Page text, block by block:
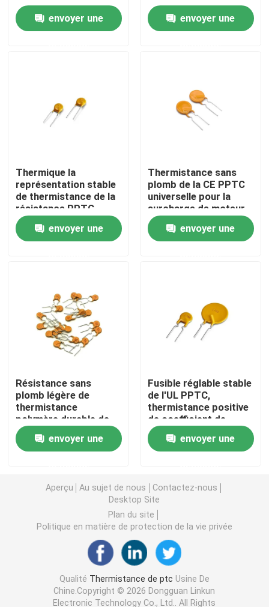
Produits
À propos de nous
Contrôle de la qualité
Nous contacter
Les affaires
Thermistance de ptc
Thermistors NTC
Thermistance de SMD NTC
Le thermistore NTC de puissance
Capteur de température de NTC
Varistance CMS
haute molécule
envoyer une envoyer une
Thermique la
représentation stable
de thermistance de la
résistance PPTC
pratique
envoyer une
Thermistance sans
plomb de la CE PPTC
universelle pour la
surcharge de moteur
envoyer une
Résistance sans
plomb légère de
thermistance
polymère durable de
PPTC basse
envoyer une
Fusible réglable stable
de l'UL PPTC,
thermistance positive
de coefficient de
température de
polymèreenvoyer une
Aperçu Au sujet de nous
Contactez-nous
Desktop Site
Plan du site
Politique en matière de protection de la vie privée
Qualité Thermistance de ptc Usine De
Chine.Copyright © 2026 Dongguan Linkun
Electronic Technology Co., Ltd.. All Rights